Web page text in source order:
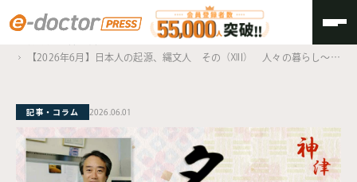
TOP
【2026年6月】日本人の起源、縄文人 その（ⅫI） 人々の暮らし〜木
記事・コラム 2026.06.01